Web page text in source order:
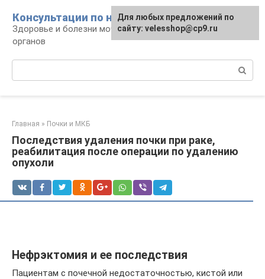
контенту
Консультации по нефрологии
Здоровье и болезни мочевыделительных
органов
Главная » Почки и МКБ
Последствия удаления почки при раке,
реабилитация после операции по удалению
опухоли
Нефрэктомия и ее последствия
Пациентам с почечной недостаточностью, кистой или
Для любых предложений по
сайту: velesshop@cp9.ru